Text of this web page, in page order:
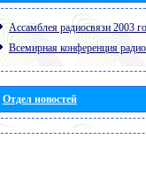
Ассамблея радиосвязи 2003
Всемирная конференция
Отдел новостей